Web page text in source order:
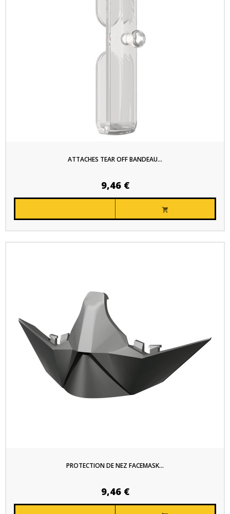
ATTACHES TEAR OFF BANDEAU...
9,46 €

PROTECTION DE NEZ FACEMASK...
9,46 €